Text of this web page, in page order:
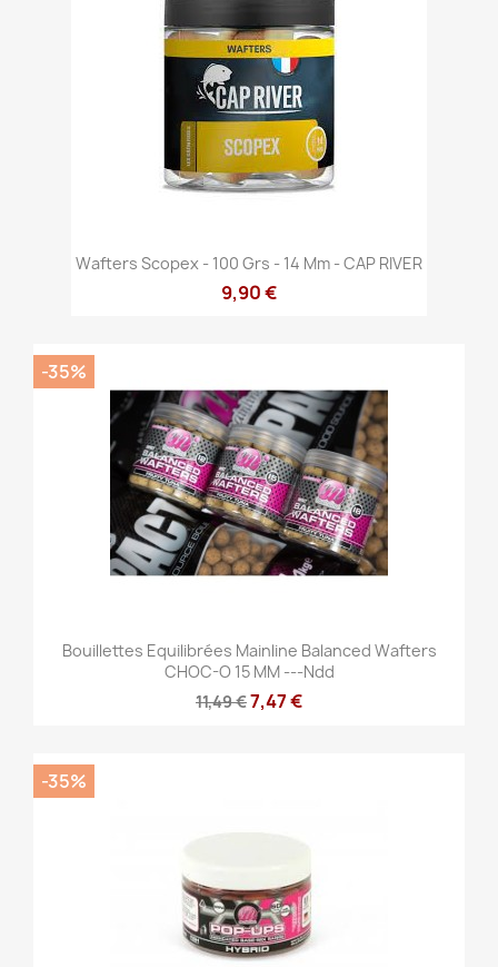
Wafters Scopex - 100 Grs - 14 Mm - CAP RIVER
9,90 €
Bouillettes Equilibrées Mainline Balanced Wafters
CHOC-O 15 MM ---ndd
11,49 €7,47 €
-35%
-35%